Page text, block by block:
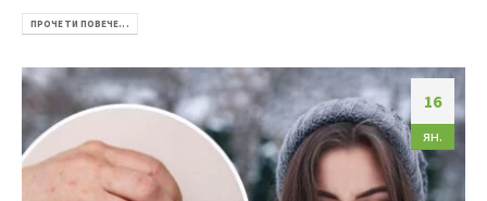
ПРОЧЕТИ ПОВЕЧЕ...
16
ян.